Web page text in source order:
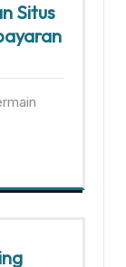
Situs